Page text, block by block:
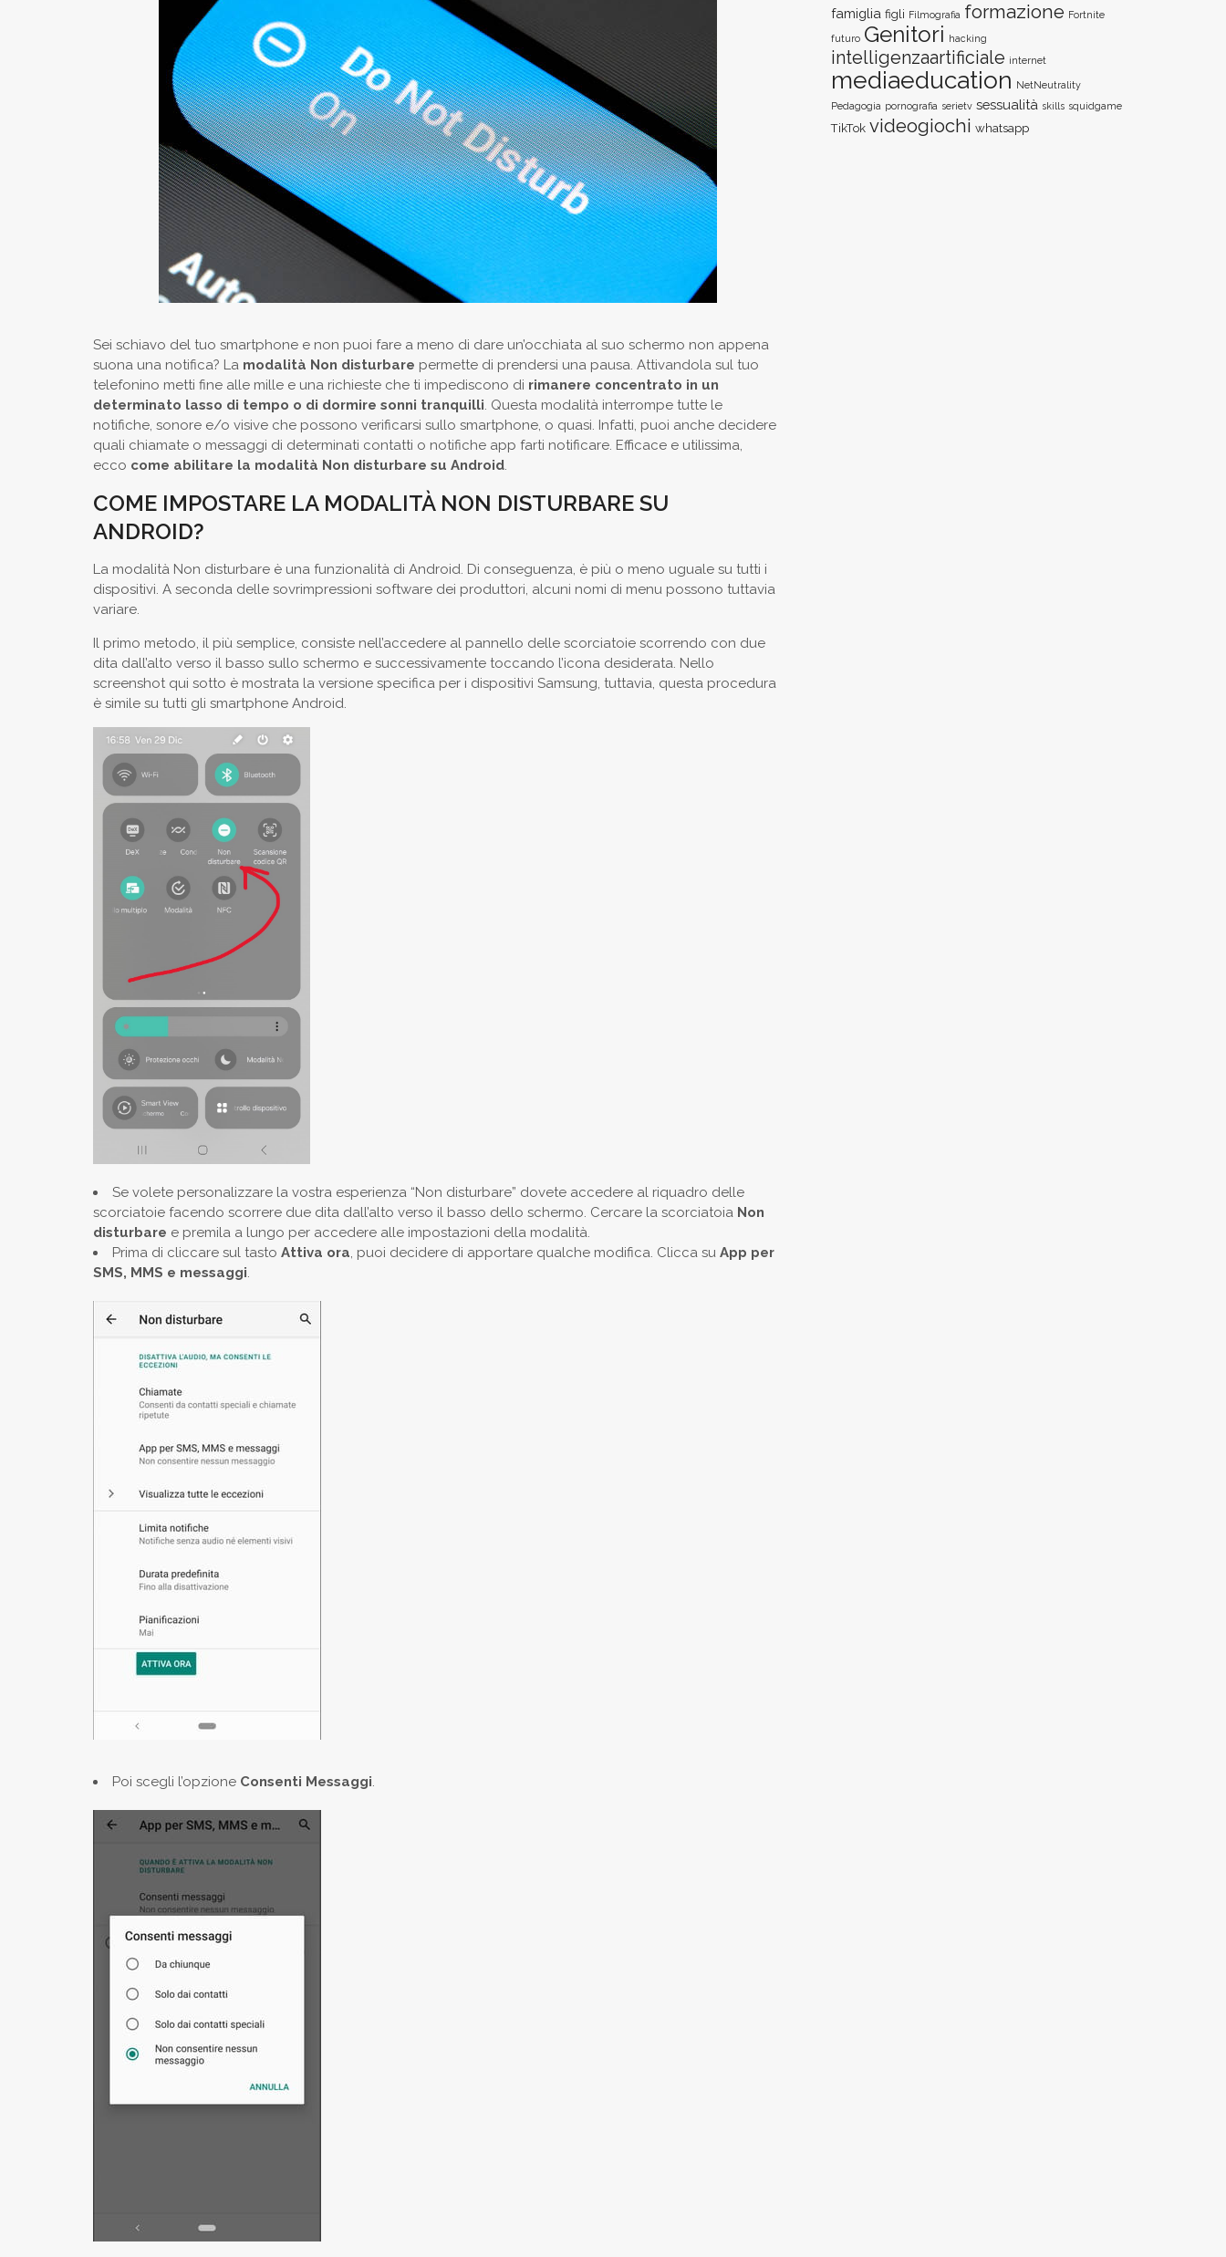
Sei schiavo del tuo smartphone e non puoi fare a meno di dare un’occhiata al suo schermo non appena
suona una notifica? La modalità Non disturbare permette di prendersi una pausa. Attivandola sul tuo
telefonino metti fine alle mille e una richieste che ti impediscono di rimanere concentrato in un
determinato lasso di tempo o di dormire sonni tranquilli . Questa modalità interrompe tutte le
notifiche, sonore e/o visive che possono verificarsi sullo smartphone, o quasi. Infatti, puoi anche decidere
quali chiamate o messaggi di determinati contatti o notifiche app farti notificare. Efficace e utilissima,
ecco come abilitare la modalità Non disturbare su Android
COME IMPOSTARE LA MODALITÀ NON DISTURBARE SU
ANDROID?
La modalità Non disturbare è una funzionalità di Android. Di conseguenza, è più o meno uguale su tutti i
dispositivi. A seconda delle sovrimpressioni software dei produttori, alcuni nomi di menu possono tuttavia
variare.
Il primo metodo, il più semplice, consiste nell’accedere al pannello delle scorciatoie scorrendo con due
dita dall’alto verso il basso sullo schermo e successivamente toccando l’icona desiderata. Nello
screenshot qui sotto è mostrata la versione specifica per i dispositivi Samsung, tuttavia, questa procedura
è simile su tutti gli smartphone Android.
Se volete personalizzare la vostra esperienza “Non disturbare” dovete accedere al riquadro delle
scorciatoie facendo scorrere due dita dall’alto verso il basso dello schermo. Cercare la scorciatoia Non
disturbare e premila a lungo per accedere alle impostazioni della modalità.
Prima di cliccare sul tasto Attiva ora, puoi decidere di apportare qualche modifica. Clicca su App per
SMS, MMS e messaggi.
Poi scegli l’opzione Consenti Messaggi.
famiglia figli Filmografia formazione Fortnite
futuro Genitori hacking
intelligenzaartificiale internet
mediaeducation NetNeutrality
Pedagogia pornografia serietv sessualità skills squidgame
TikTok videogiochi whatsapp